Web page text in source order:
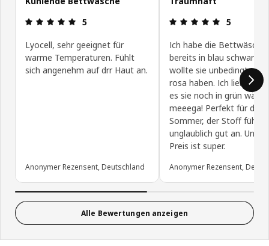
Produktbewertung: 5 von 5 Sterne
5
Lyocell, sehr geeignet für
warme Temperaturen. Fühlt
sich angenehm auf drr Haut an.
Anonymer Rezensent, Deutschland
5
Ich habe die Bettwäsche
bereits in blau schwarz
wollte sie unbedingt
rosa haben. Ich liebe sie.
es sie noch in grün wäre
meeega! Perfekt für den
Sommer, der Stoff fühlt
unglaublich gut an. Und
Preis ist super.
Anonymer Rezensent,
Alle Bewertungen anzeigen